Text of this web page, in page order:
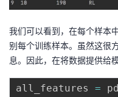
堂
我
我
我们可以看到，在每个样本
别每个训练样本。虽然这很
息。因此，在将数据提供给
all_features = pd